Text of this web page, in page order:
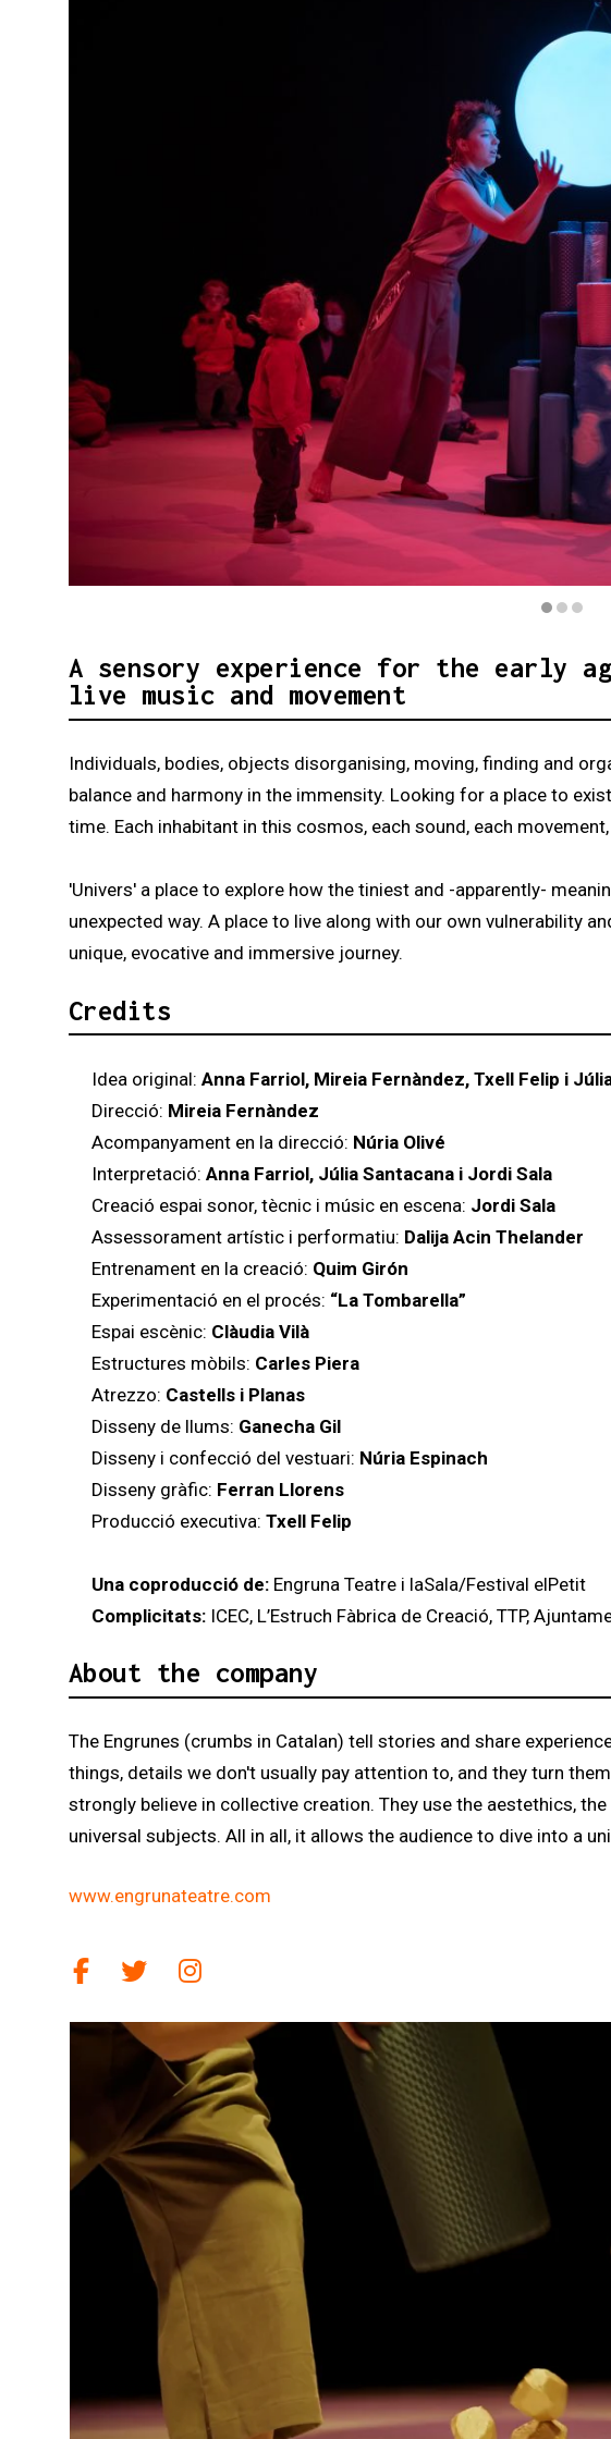
A sensory experience for the early
live music and movement
Individuals, bodies, objects disorganising, moving, finding and
balance and harmony in the immensity. Looking for a place to
time. Each inhabitant in this cosmos, each sound, each
'Univers' a place to explore how the tiniest and -apparently-
unexpected way. A place to live along with our own vulnerability
unique, evocative and immersive journey.
Credits
Idea original:Anna Farriol, Mireia Fernàndez, Txell Felip i
Direcció: Mireia Fernàndez
Acompanyament en la direcció: Núria Olivé
Interpretació:Anna Farriol, Júlia Santacana i Jordi Sala
Creació espai sonor, tècnic i músic en escena: Jordi Sala
Assessorament artístic i performatiu: Dalija Acin Thelander
Entrenament en la creació: Quim Girón
Experimentació en el procés: “La Tombarella”
Espai escènic: Clàudia Vilà
Estructures mòbils: Carles Piera
Atrezzo: Castells i Planas
Disseny de llums: Ganecha Gil
Disseny i confecció del vestuari: Núria Espinach
Disseny gràfic: Ferran Llorens
Producció executiva: Txell Felip
Una coproducció de: Engruna Teatre i laSala/Festival elPetit
Complicitats: ICEC, L’Estruch Fàbrica de Creació, TTP,
About the company
The Engrunes (crumbs in Catalan) tell stories and share
things, details we don't usually pay attention to, and they turn
strongly believe in collective creation. They use the aestethics,
universal subjects. All in all, it allows the audience to dive into a
www.engrunateatre.com
Link a facebook
Link a twitter
Link a instagram